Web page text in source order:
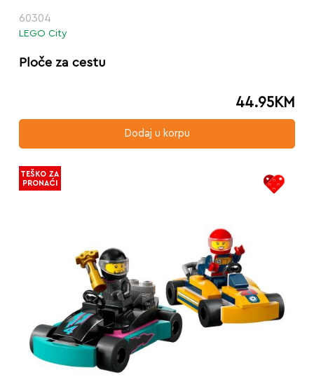
60304
LEGO City
Ploče za cestu
44.95KM
Dodaj u korpu
TEŠKO ZA
PRONAĆI